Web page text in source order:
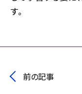
す。
前の記事